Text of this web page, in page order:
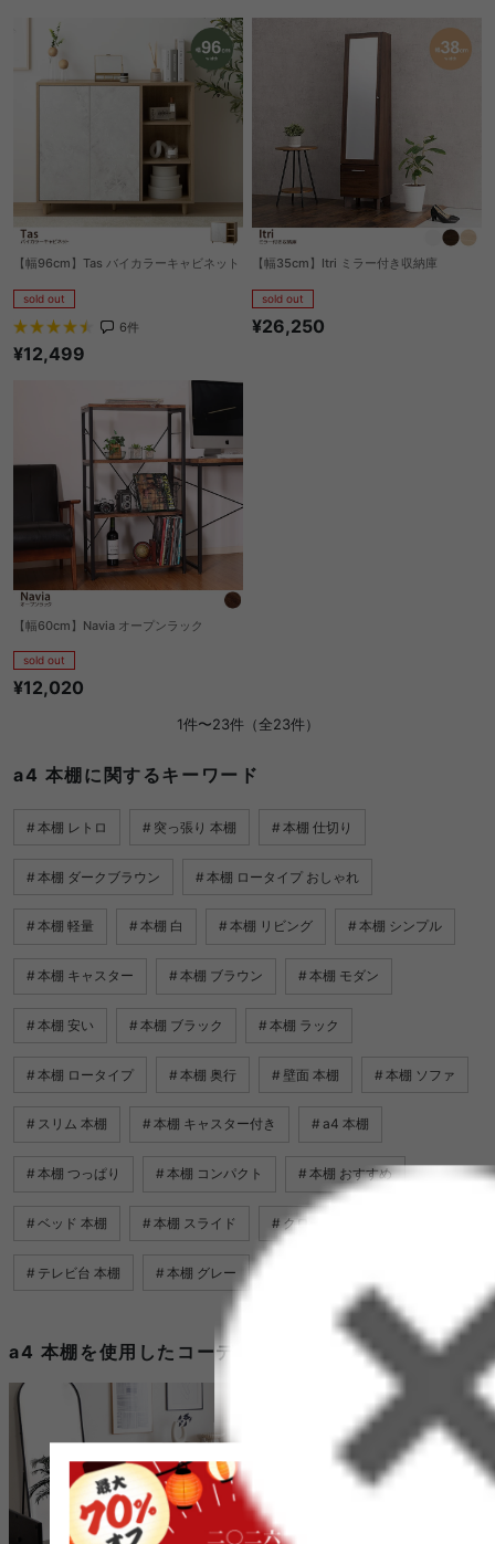
【幅96cm】Tas バイカラーキャビネット
sold out
6件
¥12,499
【幅35cm】Itri ミラー付き収納庫
sold out
¥26,250
【幅60cm】Navia オープンラック
sold out
¥12,020
1件〜23件（全23件）
a4 本棚に関するキーワード
本棚 レトロ 突っ張り 本棚 本棚 仕切り
本棚 ダークブラウン 本棚 ロータイプ おしゃれ
本棚 軽量 本棚 白 本棚 リビング 本棚 シンプル
本棚 キャスター 本棚 ブラウン 本棚 モダン
本棚 安い 本棚 ブラック 本棚 ラック
本棚 ロータイプ 本棚 奥行 壁面 本棚 本棚 ソファ
スリム 本棚 本棚 キャスター付き a4 本棚
本棚 つっぱり 本棚 コンパクト 本棚 おすすめ
ベッド 本棚 本棚 スライド クローゼット 本棚
テレビ台 本棚 本棚 グレー
a4 本棚を使用したコーディネート例